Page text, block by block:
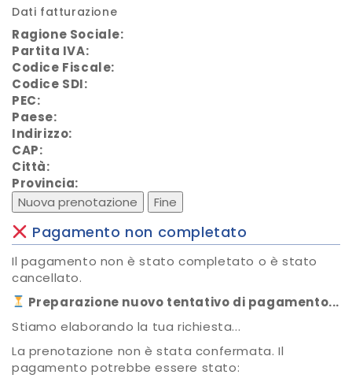
Dati fatturazione
Ragione Sociale:
Partita IVA:
Codice Fiscale:
Codice SDI:
PEC:
Paese:
Indirizzo:
CAP:
Città:
Provincia:
Nuova prenotazione
Fine
Pagamento non completato
Il pagamento non è stato completato o è stato
cancellato.
Preparazione nuovo tentativo di pagamento...
Stiamo elaborando la tua richiesta...
La prenotazione non è stata confermata. Il
pagamento potrebbe essere stato: